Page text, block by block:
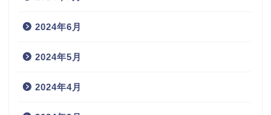
2024年6月
2024年5月
2024年4月